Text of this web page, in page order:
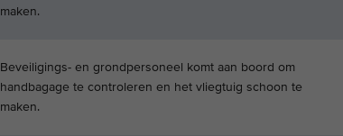
maken.
Beveiligings- en grondpersoneel komt aan boord om
handbagage te controleren en het vliegtuig schoon te
maken.